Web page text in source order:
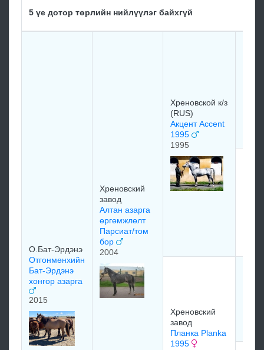
5 үе дотор төрлийн нийлүүлэг байхгүй
О.Бат-Эрдэнэ
Отгонмөнхийн
Бат-Эрдэнэ
хонгор азарга
2015
Хреновский
завод
Алтан азарга
өргөмжлөлт
Парсиат/том
бор
2004
Хреновской к/з
(RUS)
Акцент Accent
1995
1995
Хреновский
завод
Планка Planka
1995